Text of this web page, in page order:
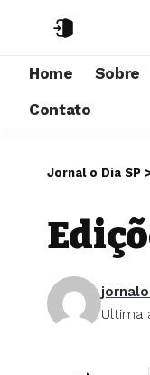
Home Sobre
Contato
Jornal o Dia SP
Ultima